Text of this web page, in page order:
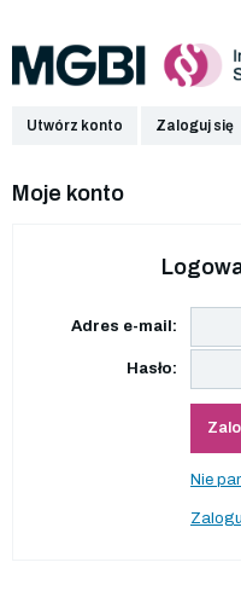
Utwórz konto Zaloguj się
Moje konto
Adres e-mail:
Hasło:
Nie